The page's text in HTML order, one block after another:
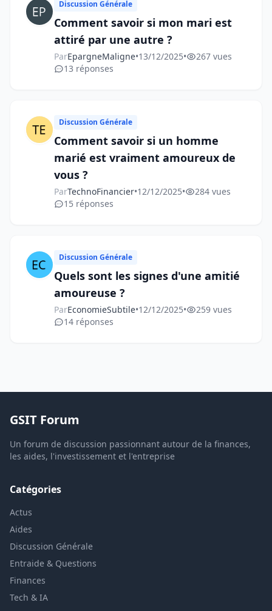
Discussion Générale
Comment savoir si mon mari est
attiré par une autre ?
ParEpargneMaligne•13/12/2025•
267 vues
13 réponses
Discussion Générale
Comment savoir si un homme
marié est vraiment amoureux de
vous ?
ParTechnoFinancier•12/12/2025•
284 vues
15 réponses
Discussion Générale
Quels sont les signes d'une amitié
amoureuse ?
ParEconomieSubtile•12/12/2025•
259 vues
14 réponses
GSIT Forum
Un forum de discussion passionnant autour de la finances,
les aides, l'investissement et l'entreprise
Catégories
Actus
Aides
Discussion Générale
Entraide & Questions
Finances
Tech & IA